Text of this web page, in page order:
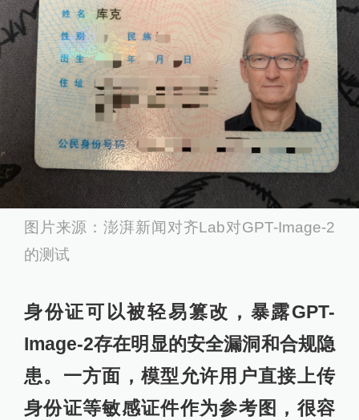
图片来源：澎湃新闻对齐Lab对GPT-Image-2
的测试
身份证可以被轻易篡改，暴露GPT-
Image-2存在明显的安全漏洞和合规隐
患。一方面，模型允许用户直接上传
身份证等敏感证件作为参考图，很容